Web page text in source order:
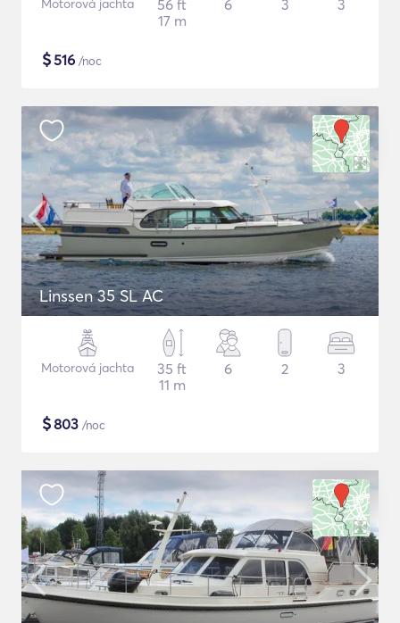
Motorová jachta
56 ft
17 m
6 3 3
$516 /noc
Linssen 35 SL AC
Motorová jachta
35 ft
11 m
6 2 3
$803 /noc